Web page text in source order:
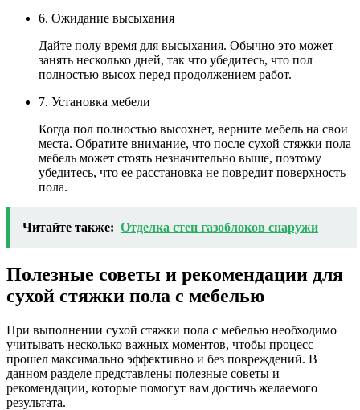
6. Ожидание высыхания
Дайте полу время для высыхания. Обычно это может
занять несколько дней, так что убедитесь, что пол
полностью высох перед продолжением работ.
7. Установка мебели
Когда пол полностью высохнет, верните мебель на свои
места. Обратите внимание, что после сухой стяжки пола
мебель может стоять незначительно выше, поэтому
убедитесь, что ее расстановка не повредит поверхность
пола.
Читайте также: Отделка стен газоблоков снаружи
Полезные советы и рекомендации для
сухой стяжки пола с мебелью
При выполнении сухой стяжки пола с мебелью необходимо
учитывать несколько важных моментов, чтобы процесс
прошел максимально эффективно и без повреждений. В
данном разделе представлены полезные советы и
рекомендации, которые помогут вам достичь желаемого
результата.